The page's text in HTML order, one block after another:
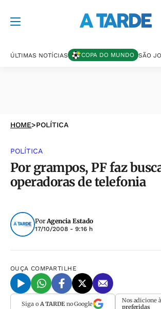
ÚLTIMAS NOTÍCIAS COPA DO MUNDO SÃO
HOME>POLÍTICA
POLÍTICA
Por grampos, PF faz
operadoras de telefonia
PorAgencia Estado
17/10/2008 - 9:16 h
OUÇA COMPARTILHE
Siga o A TARDEno Google Nos adicione
preferidas